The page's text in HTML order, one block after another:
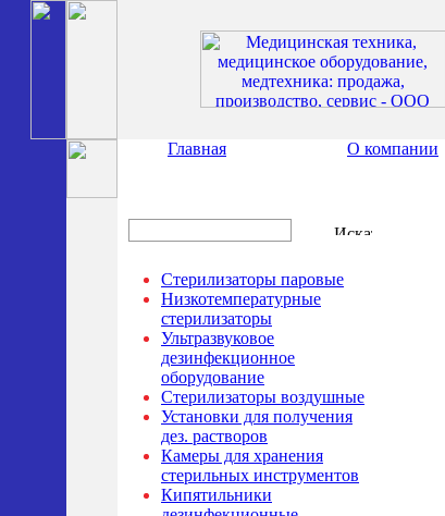
Главная О компании
Стерилизаторы паровые
Низкотемпературные
стерилизаторы
Ультразвуковое
дезинфекционное
оборудование
Стерилизаторы воздушные
Установки для получения
дез. растворов
Камеры для хранения
стерильных инструментов
Кипятильники